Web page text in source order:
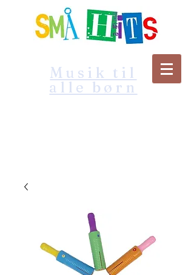
Musik til
alle børn